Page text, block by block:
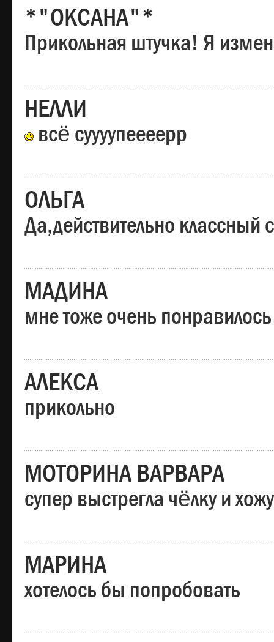
*"ОКСАНА"*
Прикольная штучка! Я
НЕЛЛИ
всё суууупеееерр
ОЛЬГА
Да,действительно классный
МАДИНА
мне тоже очень
АЛЕКСА
прикольно
МОТОРИНА ВАРВАРА
супер выстрегла чёлку и
МАРИНА
хотелось бы попробовать